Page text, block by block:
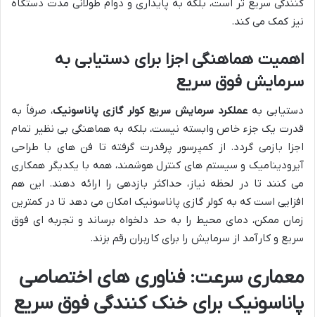
کنندگی سریع تر است، بلکه به پایداری و دوام طولانی مدت دستگاه
نیز کمک می کند.
اهمیت هماهنگی اجزا برای دستیابی به
سرمایش فوق سریع
دستیابی به عملکرد سرمایش سریع کولر گازی پاناسونیک، صرفاً به
قدرت یک جزء خاص وابسته نیست، بلکه به هماهنگی بی نظیر تمام
اجزا بازمی گردد. از کمپرسور پرقدرت گرفته تا فن های با طراحی
آیرودینامیک و سیستم های کنترل هوشمند، همه با یکدیگر همکاری
می کنند تا در لحظه نیاز، حداکثر بازدهی را ارائه دهند. این هم
افزایی است که به کولر گازی پاناسونیک امکان می دهد تا در کمترین
زمان ممکن، دمای محیط را به حد دلخواه برساند و تجربه ای فوق
سریع و کارآمد از سرمایش را برای کاربران رقم بزند.
معماری سرعت: فناوری های اختصاصی
پاناسونیک برای خنک کنندگی فوق سریع